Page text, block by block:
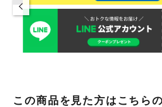
この商品を見た方はこちら